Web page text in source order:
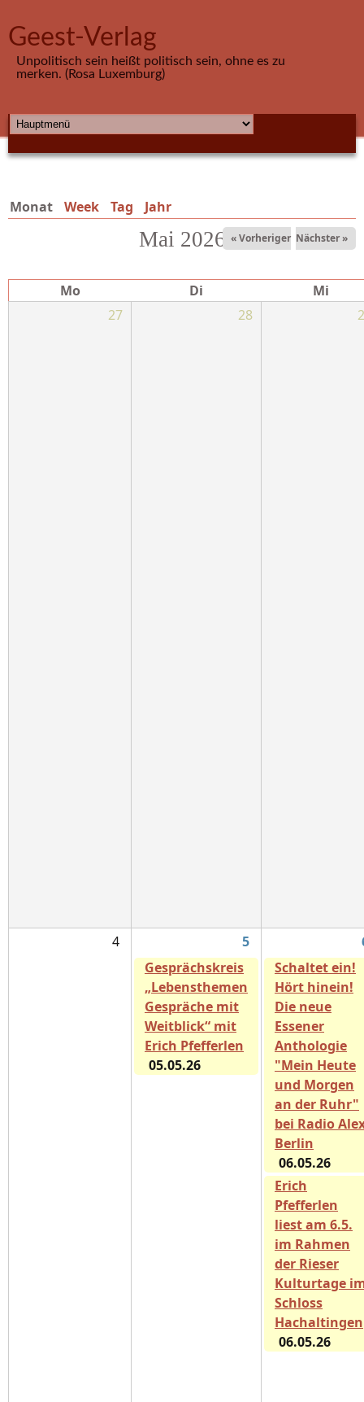
Geest-Verlag
Unpolitisch sein heißt politisch sein, ohne es zu
merken. (Rosa Luxemburg)
HAUPTMENÜ
Monat (aktiver Reiter)
Week Tag Jahr
Mai 2026 « Vorheriger Nächster »
Mo Di
Mi
27
28
4 5
Gesprächskreis
„Lebensthemen
Gespräche mit
Weitblick“ mit
Erich Pfefferlen
05.05.26
Schaltet ein!
Hört hinein!
Die neue
Essener
Anthologie
"Mein Heute
und Morgen
an der Ruhr"
bei Radio
Berlin
06.05.26
Erich
Pfefferlen
liest am 6.5.
im Rahmen
der Rieser
Kulturtage
Schloss
Hachaltingen
06.05.26